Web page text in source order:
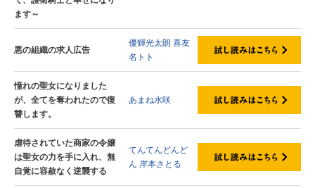
ます～
悪の組織の求人広告
優輝光太朗 喜友
名トト
憧れの聖女になりました
が、全てを奪われたので復
讐します。
あまね水咲
虐待されていた商家の令嬢
は聖女の力を手に入れ、無
自覚に容赦なく逆襲する
てんてんどんど
ん 岸本さとる